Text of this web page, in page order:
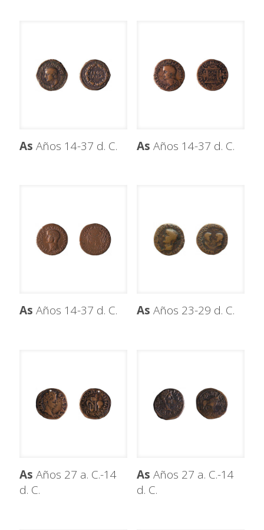
As Años 14-37 d. C. As Años 14-37 d. C.
As Años 14-37 d. C. As Años 23-29 d. C.
As Años 27 a. C.-14
d. C.
As Años 27 a. C.-14
d. C.